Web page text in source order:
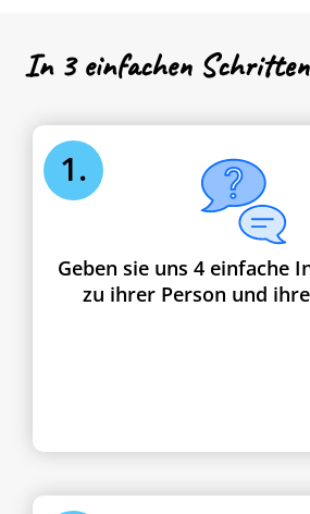
In 3 einfachen Schritten
Geben sie uns 4 einfache
zu ihrer Person und
1.